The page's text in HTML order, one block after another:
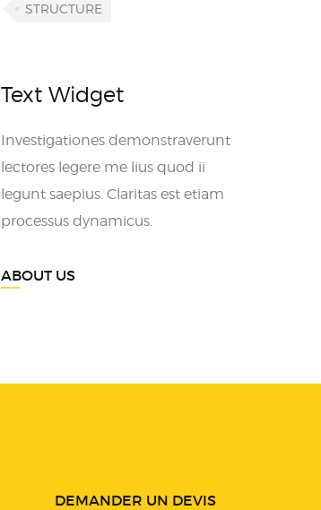
STRUCTURE
Text Widget
Investigationes demonstraverunt
lectores legere me lius quod ii
legunt saepius. Claritas est etiam
processus dynamicus.
ABOUT US
DEMANDER UN DEVIS